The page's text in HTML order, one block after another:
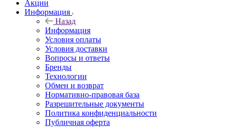
Акции
Информация
Назад
Информация
Условия оплаты
Условия доставки
Вопросы и ответы
Бренды
Технологии
Обмен и возврат
Нормативно-правовая база
Разрешительные документы
Политика конфиденциальности
Публичная оферта